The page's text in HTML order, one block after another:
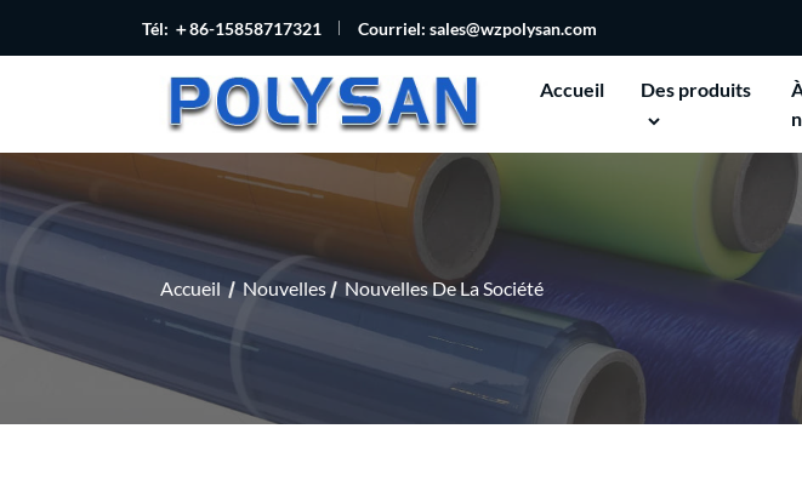
Tél: ＋86-15858717321 Courriel: sales@wzpolysan.com
Accueil Des produits
Accueil Nouvelles Nouvelles De La Société